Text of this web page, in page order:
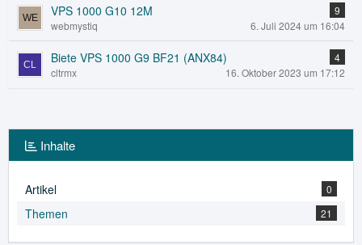
VPS 1000 G10 12M
9
webmystiq
6. Juli 2024 um 16:04
Biete VPS 1000 G9 BF21 (ANX84)
4
cltrmx
16. Oktober 2023 um 17:12
Inhalte
Artikel 0
Themen 21